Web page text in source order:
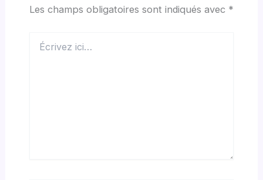
Les champs obligatoires sont indiqués avec *
ici…